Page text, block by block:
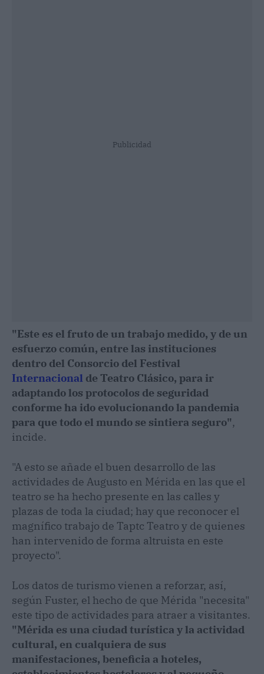
Publicidad
"Este es el fruto de un trabajo medido, y de un
esfuerzo común, entre las instituciones
dentro del Consorcio del Festival
Internacional de Teatro Clásico, para ir
adaptando los protocolos de seguridad
conforme ha ido evolucionando la pandemia
para que todo el mundo se sintiera seguro",
incide.
"A esto se añade el buen desarrollo de las
actividades de Augusto en Mérida en las que el
teatro se ha hecho presente en las calles y
plazas de toda la ciudad; hay que reconocer el
magnífico trabajo de Taptc Teatro y de quienes
han intervenido de forma altruista en este
proyecto".
Los datos de turismo vienen a reforzar, así,
según Fuster, el hecho de que Mérida "necesita"
este tipo de actividades para atraer a visitantes.
"Mérida es una ciudad turística y la actividad
cultural, en cualquiera de sus
manifestaciones, beneficia a hoteles,